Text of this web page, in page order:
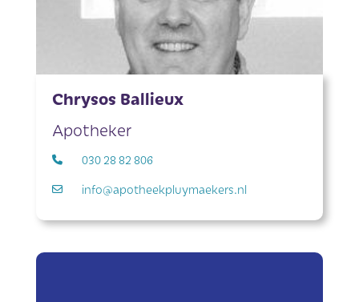
Chrysos Ballieux
Apotheker
030 28 82 806
info@apotheekpluymaekers.nl